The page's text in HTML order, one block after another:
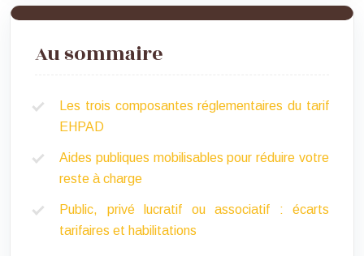
Au sommaire
Les trois composantes réglementaires du tarif
EHPAD
Aides publiques mobilisables pour réduire votre
reste à charge
Public, privé lucratif ou associatif : écarts
tarifaires et habilitations